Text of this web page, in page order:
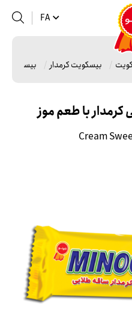
FA
بیسکویت کرمدار بیسکویت
با طعم موز
Cream